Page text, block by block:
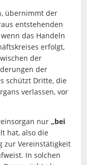
übernimmt der
entstehenden
das Handeln
erfolgt,
der
der
schützt Dritte, die
verlassen, vor
nur „bei
hat, also die
zur Vereinstätigkeit
In solchen